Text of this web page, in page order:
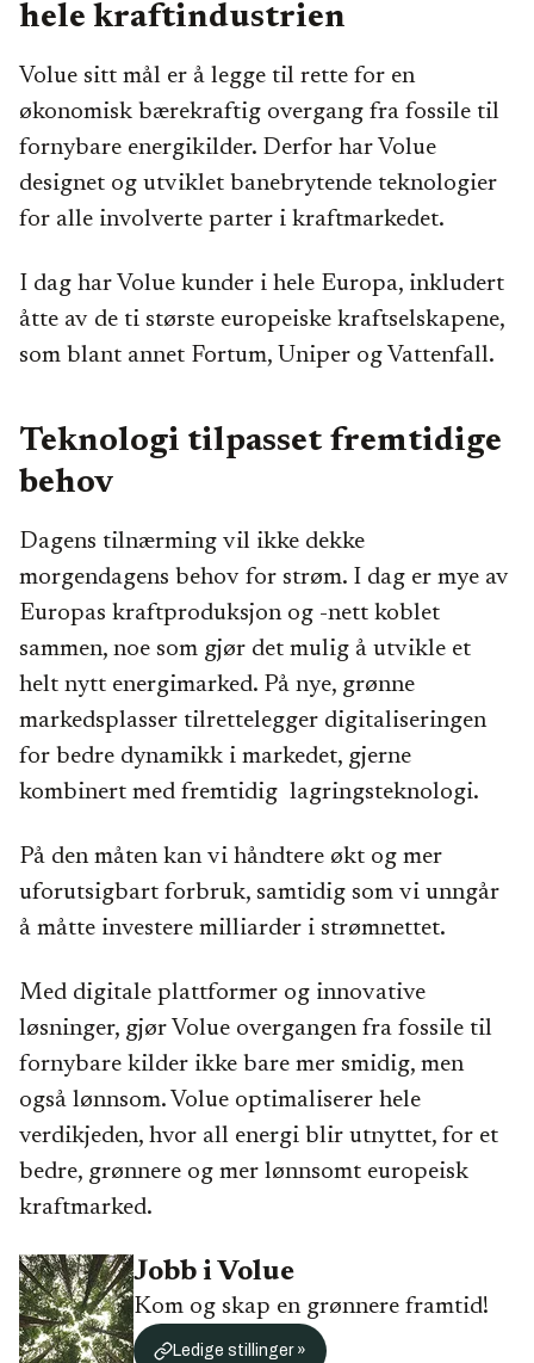
hele kraftindustrien
Volue sitt mål er å legge til rette for en
økonomisk bærekraftig overgang fra fossile til
fornybare energikilder. Derfor har Volue
designet og utviklet banebrytende teknologier
for alle involverte parter i kraftmarkedet.
I dag har Volue kunder i hele Europa, inkludert
åtte av de ti største europeiske kraftselskapene,
som blant annet Fortum, Uniper og Vattenfall.
Teknologi tilpasset fremtidige
behov
Dagens tilnærming vil ikke dekke
morgendagens behov for strøm. I dag er mye av
Europas kraftproduksjon og -nett koblet
sammen, noe som gjør det mulig å utvikle et
helt nytt energimarked. På nye, grønne
markedsplasser tilrettelegger digitaliseringen
for bedre dynamikk i markedet, gjerne
kombinert med fremtidig lagringsteknologi.
På den måten kan vi håndtere økt og mer
uforutsigbart forbruk, samtidig som vi unngår
å måtte investere milliarder i strømnettet.
Med digitale plattformer og innovative
løsninger, gjør Volue overgangen fra fossile til
fornybare kilder ikke bare mer smidig, men
også lønnsom. Volue optimaliserer hele
verdikjeden, hvor all energi blir utnyttet, for et
bedre, grønnere og mer lønnsomt europeisk
kraftmarked.
Jobb i Volue
Kom og skap en grønnere framtid!
Ledige stillinger »